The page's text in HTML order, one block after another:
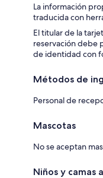
La información
traducida con
El titular de la
reservación debe
de identidad con
Métodos de
Personal de
Mascotas
No se aceptan
Niños y camas